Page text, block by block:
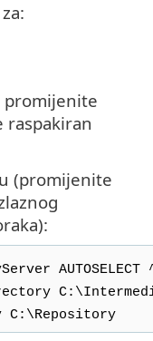
promijenite
(promijenite
AUTOSELECT
C:\Repository